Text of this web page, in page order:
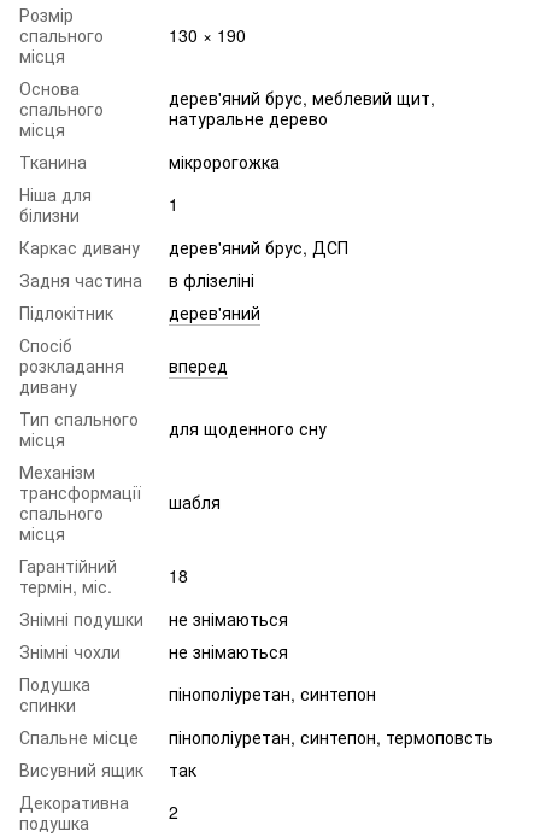
Розмір
спального
місця
130 × 190
Основа
спального
місця
дерев'яний брус, меблевий щит,
натуральне дерево
Тканина
мікророгожка
Ніша для
білизни
1
Каркас дивану
дерев'яний брус, ДСП
Задня частина
в флізеліні
Підлокітник
дерев'яний
Спосіб
розкладання
дивану
вперед
Тип спального
місця
для щоденного сну
Механізм
трансформації
спального
місця
шабля
Гарантійний
термін, міс.
18
Знімні подушки
не знімаються
Знімні чохли
не знімаються
Подушка
спинки
пінополіуретан, синтепон
Спальне місце
пінополіуретан, синтепон, термоповсть
Висувний ящик
так
Декоративна
подушка
2